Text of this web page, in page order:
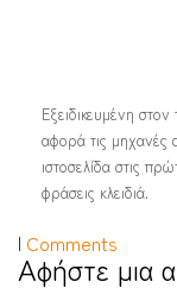
Εξειδικευμένη
αφορά τις μηχανές
ιστοσελίδα στις
φράσεις κλειδιά.
| Comments
Αφήστε μια